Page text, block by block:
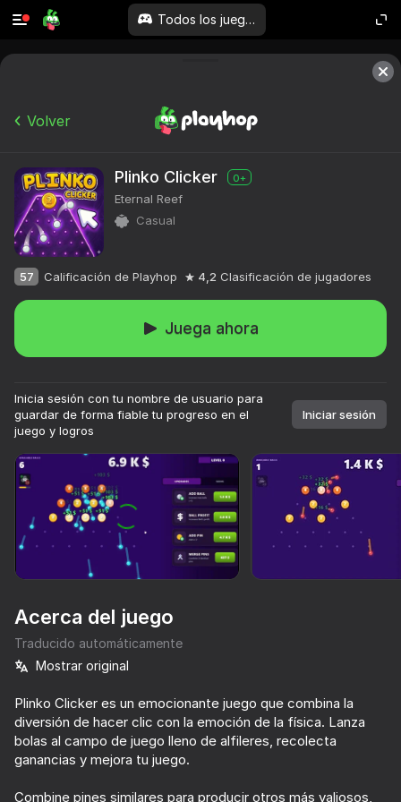
Todos los juegos
Este juego solo admite orientación paisaje
JUGAR
51
Volver
Plinko Clicker 0+
Eternal Reef
Casual
57 Calificación de Playhop 4,2 Clasificación de jugadores
Juega ahora
Inicia sesión con tu nombre de usuario para
guardar de forma fiable tu progreso en el
juego y logros
Iniciar sesión
Acerca del juego
Traducido automáticamente
Mostrar original
Plinko Clicker es un emocionante juego que combina la
diversión de hacer clic con la emoción de la física. Lanza
bolas al campo de juego lleno de alfileres, recolecta
ganancias y mejora tu juego.
Combine pines similares para producir otros más valiosos,